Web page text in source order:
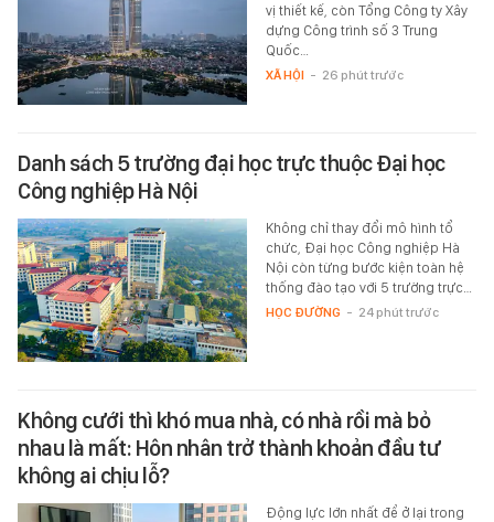
vị thiết kế, còn Tổng Công ty Xây
dựng Công trình số 3 Trung
Quốc…
XÃ HỘI - 26 phút trước
Danh sách 5 trường đại học trực thuộc Đại học
Công nghiệp Hà Nội
Không chỉ thay đổi mô hình tổ
chức, Đại học Công nghiệp Hà
Nội còn từng bước kiện toàn hệ
thống đào tạo với 5 trường trực…
HỌC ĐƯỜNG - 24 phút trước
Không cưới thì khó mua nhà, có nhà rồi mà bỏ
nhau là mất: Hôn nhân trở thành khoản đầu tư
không ai chịu lỗ?
Động lực lớn nhất để ở lại trong